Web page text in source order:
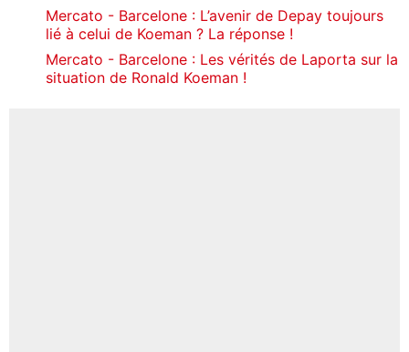
Mercato - Barcelone : L’avenir de Depay toujours
lié à celui de Koeman ? La réponse !
Mercato - Barcelone : Les vérités de Laporta sur la
situation de Ronald Koeman !